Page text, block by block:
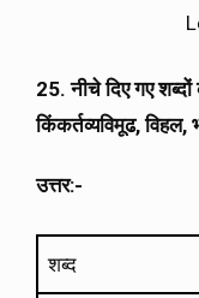
25. नीचे दिए गए शब्दों
किंकर्तव्यविमूढ,
उत्तर:-
शब्द